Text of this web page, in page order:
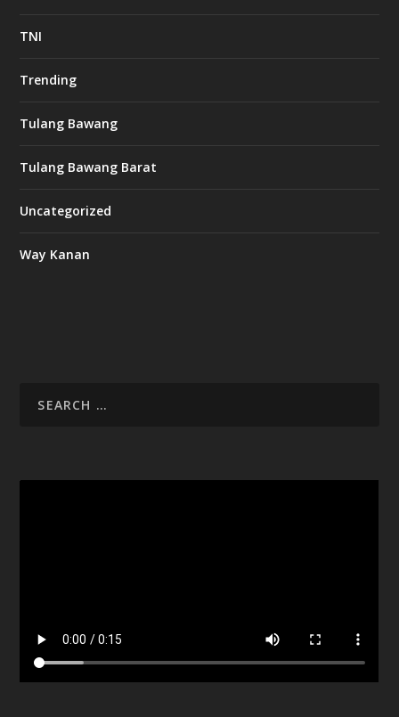
TNI
Trending
Tulang Bawang
Tulang Bawang Barat
Uncategorized
Way Kanan